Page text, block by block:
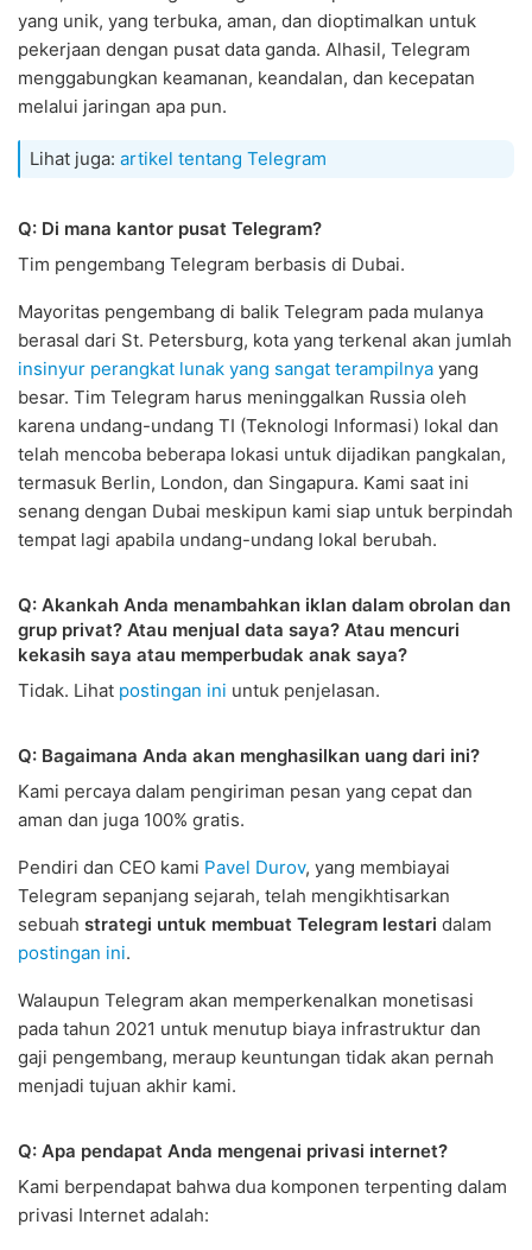
yang unik, yang terbuka, aman, dan dioptimalkan untuk
pekerjaan dengan pusat data ganda. Alhasil, Telegram
menggabungkan keamanan, keandalan, dan kecepatan
melalui jaringan apa pun.
Lihat juga: artikel tentang Telegram
Q: Di mana kantor pusat Telegram?
Tim pengembang Telegram berbasis di Dubai.
Mayoritas pengembang di balik Telegram pada mulanya
berasal dari St. Petersburg, kota yang terkenal akan jumlah
insinyur perangkat lunak yang sangat terampilnya yang
besar. Tim Telegram harus meninggalkan Russia oleh
karena undang-undang TI (Teknologi Informasi) lokal dan
telah mencoba beberapa lokasi untuk dijadikan pangkalan,
termasuk Berlin, London, dan Singapura. Kami saat ini
senang dengan Dubai meskipun kami siap untuk berpindah
tempat lagi apabila undang-undang lokal berubah.
Q: Akankah Anda menambahkan iklan dalam obrolan dan
grup privat? Atau menjual data saya? Atau mencuri
kekasih saya atau memperbudak anak saya?
Tidak. Lihat postingan ini untuk penjelasan.
Q: Bagaimana Anda akan menghasilkan uang dari ini?
Kami percaya dalam pengiriman pesan yang cepat dan
aman dan juga 100% gratis.
Pendiri dan CEO kami Pavel Durov, yang membiayai
Telegram sepanjang sejarah, telah mengikhtisarkan
sebuah strategi untuk membuat Telegram lestari dalam
postingan ini.
Walaupun Telegram akan memperkenalkan monetisasi
pada tahun 2021 untuk menutup biaya infrastruktur dan
gaji pengembang, meraup keuntungan tidak akan pernah
menjadi tujuan akhir kami.
Q: Apa pendapat Anda mengenai privasi internet?
Kami berpendapat bahwa dua komponen terpenting dalam
privasi Internet adalah: